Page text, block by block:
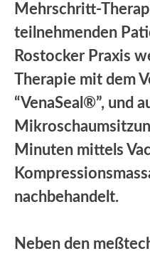
Mehrschritt-
teilnehmenden
Rostocker Praxis
Therapie mit dem
“VenaSeal®”, und
Minuten mittels
nachbehandelt.
Neben den